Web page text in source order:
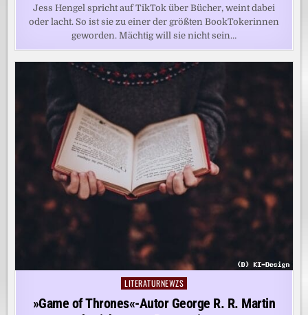
Jess Hengel spricht auf TikTok über Bücher, weint dabei
oder lacht. So ist sie zu einer der größten BookTokerinnen
geworden. Mächtig will sie nicht sein…
Posted
LITERATURNEWZS
»Game of Thrones«-Autor George R. R. Martin